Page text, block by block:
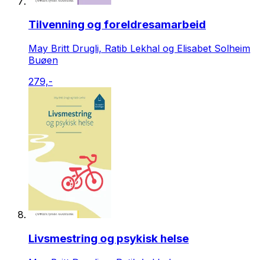
Tilvenning og foreldresamarbeid
May Britt Drugli, Ratib Lekhal og Elisabet Solheim
Buøen
279,-
Livsmestring og psykisk helse